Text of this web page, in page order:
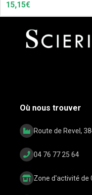
15,15€
Où nous trouver
Route de Revel,
04 76 77 25 64
Zone d'activité de